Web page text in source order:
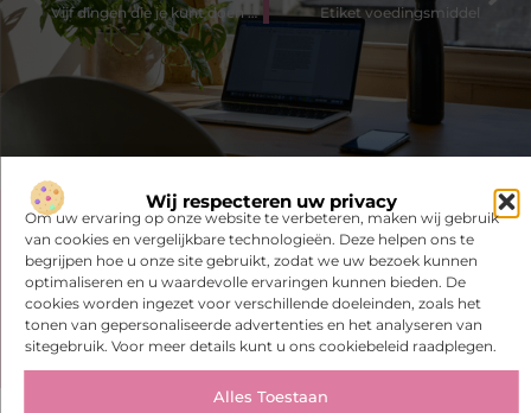
Wij respecteren uw privacy
Om uw ervaring op onze website te verbeteren, maken wij gebruik
van cookies en vergelijkbare technologieën. Deze helpen ons te
begrijpen hoe u onze site gebruikt, zodat we uw bezoek kunnen
optimaliseren en u waardevolle ervaringen kunnen bieden. De
cookies worden ingezet voor verschillende doeleinden, zoals het
tonen van gepersonaliseerde advertenties en het analyseren van
sitegebruik. Voor meer details kunt u ons cookiebeleid raadplegen.
Alles Toestaan
Heb je deze artikelen al bekeken?
Ontdek de boeiende en interessante verhalen die wij voor je in
petto hebben en mis onze artikelen niet. Duik in diverse
onderwerpen en blijf op de hoogte!
Vijf dingen die je kunt doen als je je echt verveelt Etiket voedingsmiddel